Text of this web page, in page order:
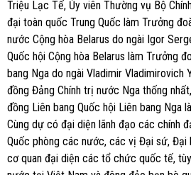
Triệu Lạc Tế, Ủy viên Thường vụ Bộ
đại toàn quốc Trung Quốc làm Trưởng
nước Cộng hòa Belarus do ngài Igor
Quốc hội Cộng hòa Belarus làm Trưởng
bang Nga do ngài Vladimir Vladimirovich
đồng Đảng Chính trị nước Nga thống
đồng Liên bang Quốc hội Liên bang Nga
Cùng dự có đại diện lãnh đạo các chính
Quốc phòng các nước, các vị Đại sứ, Đại
cơ quan đại diện các tổ chức quốc tế,